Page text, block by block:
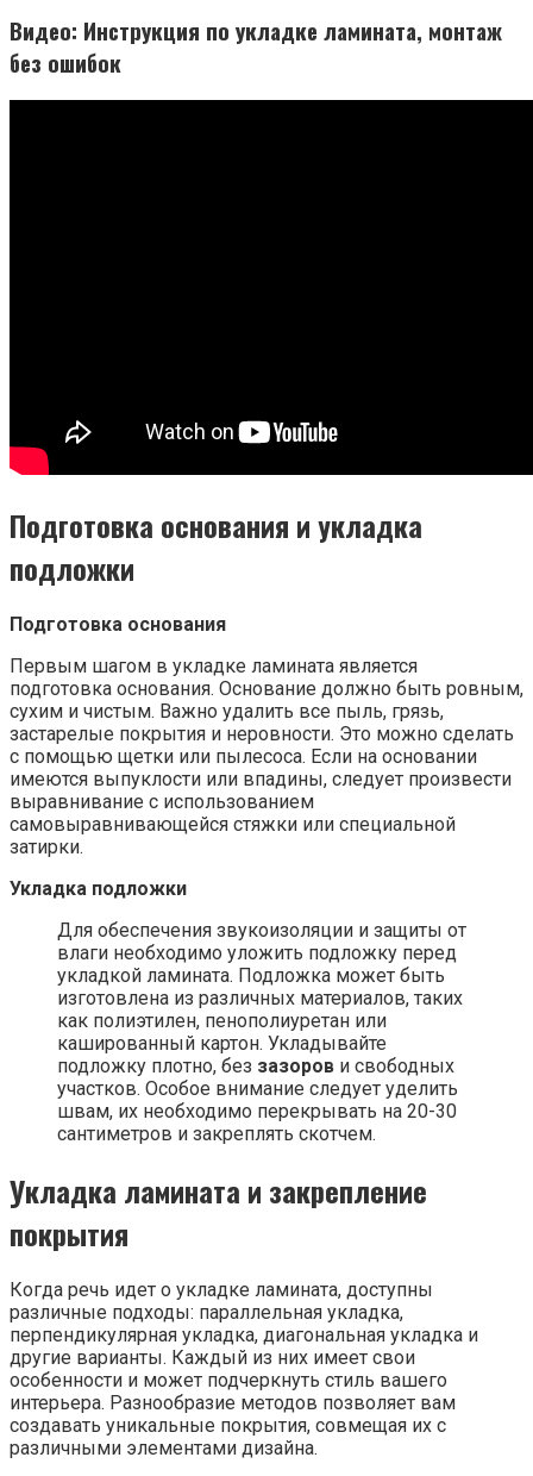
Видео: Инструкция по укладке ламината, монтаж
без ошибок
Подготовка основания и укладка
подложки
Подготовка основания
Первым шагом в укладке ламината является
подготовка основания. Основание должно быть ровным,
сухим и чистым. Важно удалить все пыль, грязь,
застарелые покрытия и неровности. Это можно сделать
с помощью щетки или пылесоса. Если на основании
имеются выпуклости или впадины, следует произвести
выравнивание с использованием
самовыравнивающейся стяжки или специальной
затирки.
Укладка подложки
Для обеспечения звукоизоляции и защиты от
влаги необходимо уложить подложку перед
укладкой ламината. Подложка может быть
изготовлена из различных материалов, таких
как полиэтилен, пенополиуретан или
кашированный картон. Укладывайте
подложку плотно, без зазоров и свободных
участков. Особое внимание следует уделить
швам, их необходимо перекрывать на 20-30
сантиметров и закреплять скотчем.
Укладка ламината и закрепление
покрытия
Когда речь идет о укладке ламината, доступны
различные подходы: параллельная укладка,
перпендикулярная укладка, диагональная укладка и
другие варианты. Каждый из них имеет свои
особенности и может подчеркнуть стиль вашего
интерьера. Разнообразие методов позволяет вам
создавать уникальные покрытия, совмещая их с
различными элементами дизайна.